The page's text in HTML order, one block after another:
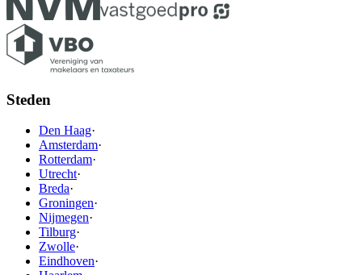
Steden
Den Haag·
Amsterdam·
Rotterdam·
Utrecht·
Breda·
Groningen·
Nijmegen·
Tilburg·
Zwolle·
Eindhoven·